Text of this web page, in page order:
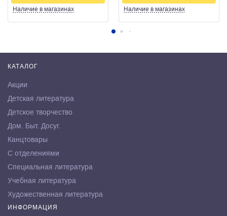
Наличие в магазинах Наличие в магазинах
КАТАЛОГ
Акции
Детская литература
Детское творчество
Дом. Быт. Досуг.
Канцтовары
С отделениями
Специальная литература
Учебная литература
Художественная литература
ИНФОРМАЦИЯ